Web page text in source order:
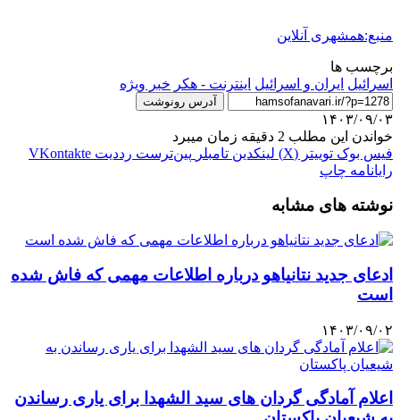
منبع:همشهری آنلاین
برچسب ها
اسرائیل ایران و اسرائیل اینترنت - هکر خبر ویژه
آدرس رونوشت
۱۴۰۳/۰۹/۰۳
خواندن این مطلب 2 دقیقه زمان میبرد
فیس بوک توییتر (X) لینکدین ‫تامبلر ‫پین‌ترست ‫رددیت ‫VKontakte
رایانامه چاپ
نوشته های مشابه
ادعای جدید نتانیاهو درباره اطلاعات مهمی که فاش شده
است
۱۴۰۳/۰۹/۰۲
اعلام آمادگی گردان های سید الشهدا برای یاری رساندن